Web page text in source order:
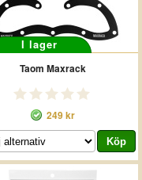
I lager
Taom Maxrack
249 kr